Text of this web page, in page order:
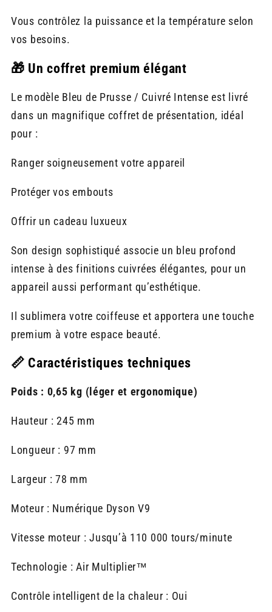
Vous contrôlez la puissance et la température selon
vos besoins.
🎁 Un coffret premium élégant
Le modèle Bleu de Prusse / Cuivré Intense est livré
dans un magnifique coffret de présentation, idéal
pour :
Ranger soigneusement votre appareil
Protéger vos embouts
Offrir un cadeau luxueux
Son design sophistiqué associe un bleu profond
intense à des finitions cuivrées élégantes, pour un
appareil aussi performant qu’esthétique.
Il sublimera votre coiffeuse et apportera une touche
premium à votre espace beauté.
📏 Caractéristiques techniques
Poids : 0,65 kg (léger et ergonomique)
Hauteur : 245 mm
Longueur : 97 mm
Largeur : 78 mm
Moteur : Numérique Dyson V9
Vitesse moteur : Jusqu’à 110 000 tours/minute
Technologie : Air Multiplier™
Contrôle intelligent de la chaleur : Oui